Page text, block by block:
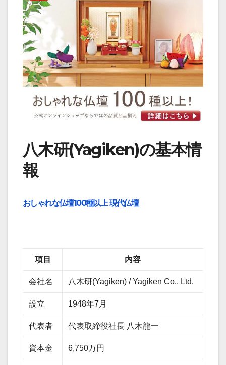
八木研(Yagiken)の基本情
報
おしゃれな仏壇100種以上 現代仏壇
項目 内容
会社名 八木研(Yagiken) / Yagiken Co., Ltd.
設立 1948年7月
代表者 代表取締役社長 八木龍一
資本金 6,750万円